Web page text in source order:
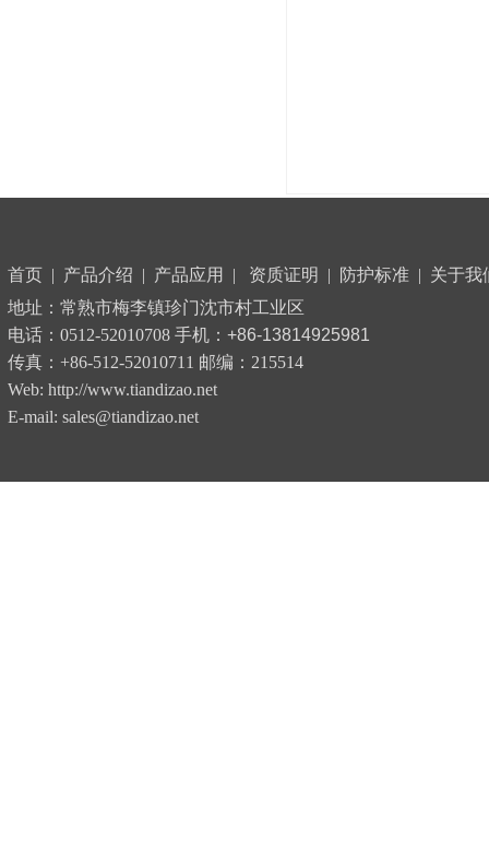
首页 | 产品介绍 | 产品应用 | 资质证明 | 防护标准 | 关于我
地址：常熟市梅李镇珍门沈市村工业区
电话：0512-52010708 手机： +86-13814925981
传真：+86-512-52010711 邮编：215514
Web: http://www.tiandizao.net
E-mail: sales@tiandizao.net